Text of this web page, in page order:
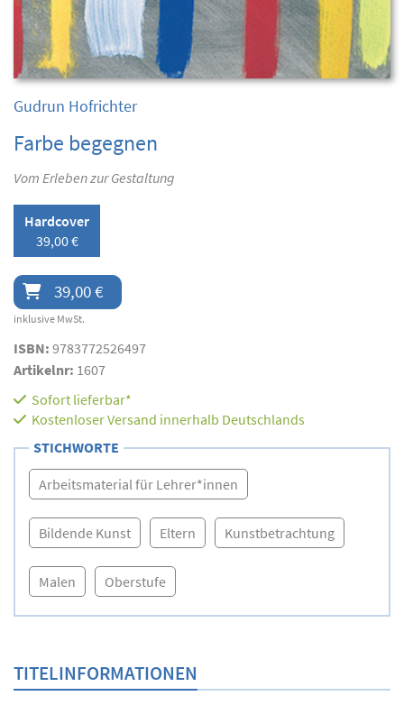
Gudrun Hofrichter
Farbe begegnen
Vom Erleben zur Gestaltung
Hardcover
39,00 €
39,00 €
inklusive MwSt.
ISBN: 9783772526497
Artikelnr: 1607
Sofort lieferbar*
Kostenloser Versand innerhalb Deutschlands
STICHWORTE
Arbeitsmaterial für Lehrer*innen
Bildende Kunst Eltern Kunstbetrachtung
Malen Oberstufe
TITELINFORMATIONEN